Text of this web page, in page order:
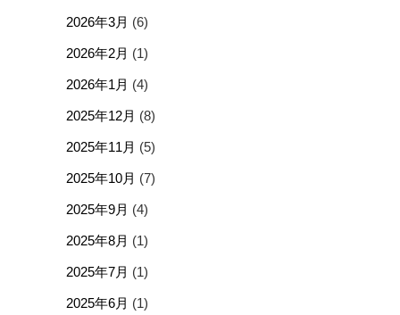
2026年3月 (6)
2026年2月 (1)
2026年1月 (4)
2025年12月 (8)
2025年11月 (5)
2025年10月 (7)
2025年9月 (4)
2025年8月 (1)
2025年7月 (1)
2025年6月 (1)